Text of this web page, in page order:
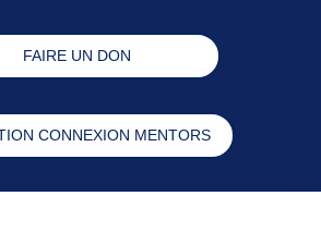
FAIRE UN DON
CONNEXION MENTORS